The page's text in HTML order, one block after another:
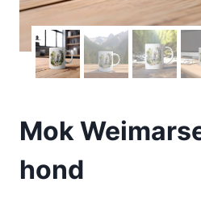
Mok
hond